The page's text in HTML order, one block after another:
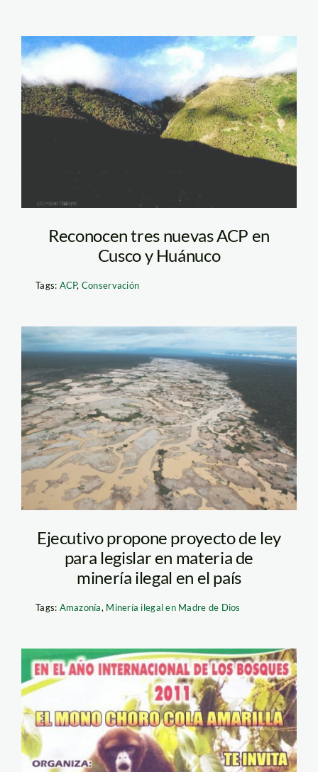
Reconocen tres nuevas ACP en
Cusco y Huánuco
Tags: ACP, Conservación
Ejecutivo propone proyecto de ley
para legislar en materia de
minería ilegal en el país
Tags: Amazonía, Minería ilegal en Madre de Dios
yunkawasi_concurso